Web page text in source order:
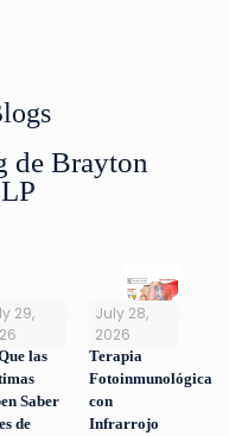
de Brayton
29,
las
Saber
de
July 28,
2026
Terapia
Fotoinmunológica
con
Infrarrojo